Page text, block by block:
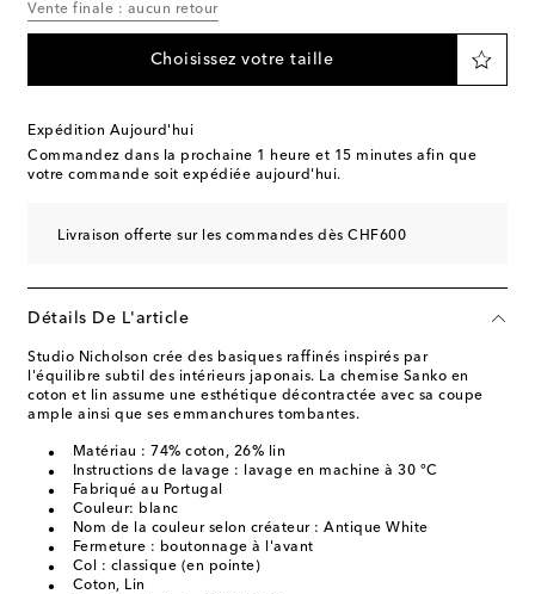
Vente finale : aucun retour
Choisissez votre taille
Expédition Aujourd'hui
Commandez dans la prochaine 1 heure et 15 minutes afin que
votre commande soit expédiée aujourd'hui.
Livraison offerte sur les commandes dès CHF600
Détails De L'article
Studio Nicholson crée des basiques raffinés inspirés par
l'équilibre subtil des intérieurs japonais. La chemise Sanko en
coton et lin assume une esthétique décontractée avec sa coupe
ample ainsi que ses emmanchures tombantes.
Matériau : 74% coton, 26% lin
Instructions de lavage : lavage en machine à 30 °C
Fabriqué au Portugal
Couleur: blanc
Nom de la couleur selon créateur : Antique White
Fermeture : boutonnage à l'avant
Col : classique (en pointe)
Coton, Lin